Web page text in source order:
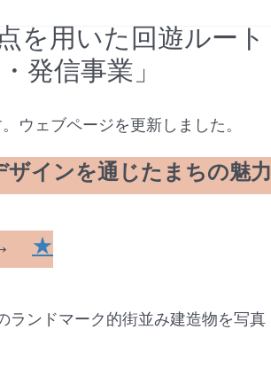
上川に舟っこを運航する盛岡の会
まちびらき
を用いた回遊ルート
発信事業」
ウェブページを更新しました。
インを通じたまちの魅力
★
ンドマーク的街並み建造物を写真